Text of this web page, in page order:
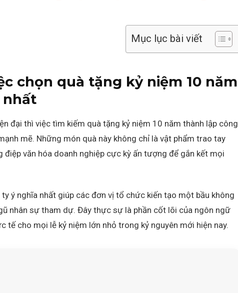
Mục lục bài viết
chọn quà tặng kỷ niệm 10 năm
nhất
đại thì việc tìm kiếm quà tặng kỷ niệm 10 năm thành lập công
mẽ. Những món quà này không chỉ là vật phẩm trao tay
văn hóa doanh nghiệp cực kỳ ấn tượng để gắn kết mọi
ý nghĩa nhất giúp các đơn vị tổ chức kiến tạo một bầu không
nhân sự tham dự. Đây thực sự là phần cốt lõi của ngôn ngữ
cho mọi lễ kỷ niệm lớn nhỏ trong kỷ nguyên mới hiện nay.